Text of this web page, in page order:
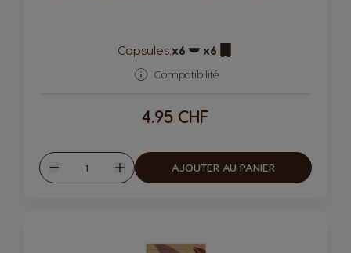
Capsules:x6 x6
Compatibilité
4.95 CHF
Diminuer
Quantité
Augmenter
AJOUTER AU PANIER